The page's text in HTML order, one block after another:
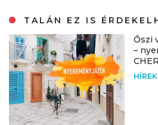
TALÁN EZ IS
Őszi
–
HÍREK